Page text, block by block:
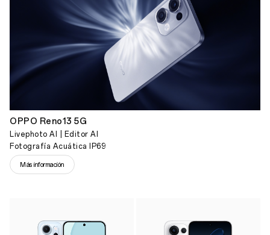
OPPO Reno13 5G
Livephoto AI | Editor AI
Fotografía Acuática IP69
Más información